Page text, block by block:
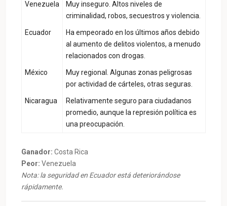
Venezuela
Muy inseguro. Altos niveles de
criminalidad, robos, secuestros y violencia.
Ecuador
Ha empeorado en los últimos años debido
al aumento de delitos violentos, a menudo
relacionados con drogas.
México
Muy regional. Algunas zonas peligrosas
por actividad de cárteles, otras seguras.
Nicaragua
Relativamente seguro para ciudadanos
promedio, aunque la represión política es
una preocupación.
Ganador: Costa Rica
Peor: Venezuela
Nota: la seguridad en Ecuador está deteriorándose
rápidamente.